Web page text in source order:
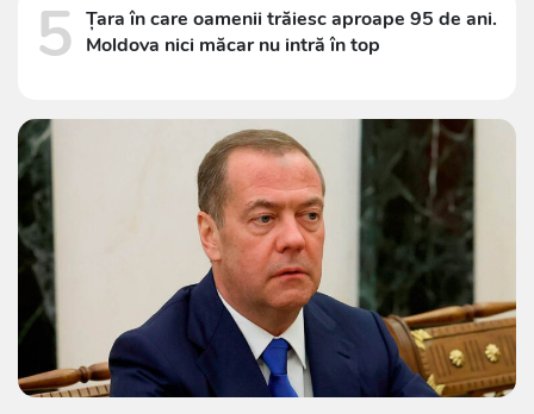
5 Țara în care oamenii trăiesc aproape 95 de ani.
Moldova nici măcar nu intră în top